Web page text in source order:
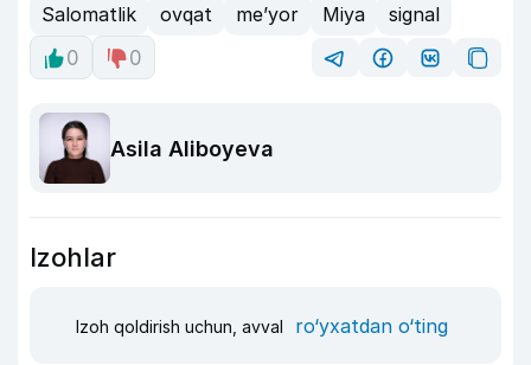
Salomatlik ovqat me’yor Miya
signal
0
0
Asila Aliboyeva
Izohlar
Izoh qoldirish uchun, avval ro‘yxatdan o‘ting